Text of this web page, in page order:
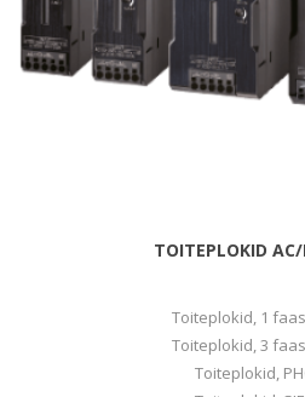
TOITEPLOKID
Toiteplokid, 1
Toiteplokid, 3
Toiteplokid,